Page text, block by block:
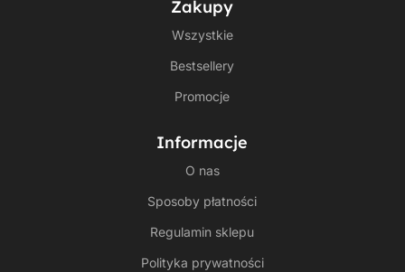
Zakupy
Wszystkie
Bestsellery
Promocje
Informacje
O nas
Sposoby płatności
Regulamin sklepu
Polityka prywatności